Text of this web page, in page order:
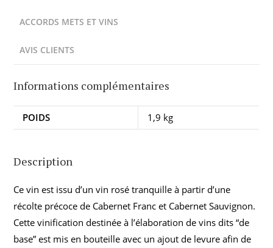
ACCORDS METS ET VINS
AVIS CLIENTS
Informations complémentaires
POIDS 1,9 kg
Description
Ce vin est issu d’un vin rosé tranquille à partir d’une
récolte précoce de Cabernet Franc et Cabernet Sauvignon.
Cette vinification destinée à l’élaboration de vins dits “de
base” est mis en bouteille avec un ajout de levure afin de